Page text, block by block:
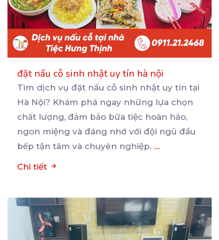
đặt nấu cỗ sinh nhật uy tín hà nội
Tìm dịch vụ đặt nấu cỗ sinh nhật uy tín tại
Hà Nội? Khám phá ngay những lựa chọn
chất lượng, đảm bảo bữa tiệc hoàn hảo,
ngon miệng và đáng nhớ với đội ngũ đầu
bếp tận tâm và chuyên nghiệp. ...
Chi tiết